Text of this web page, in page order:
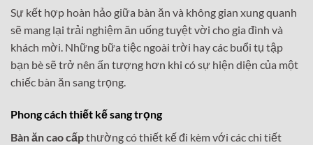
Sự kết hợp hoàn hảo giữa bàn ăn và không gian xung quanh
sẽ mang lại trải nghiệm ăn uống tuyệt vời cho gia đình và
khách mời. Những bữa tiệc ngoài trời hay các buổi tụ tập
bạn bè sẽ trở nên ấn tượng hơn khi có sự hiện diện của một
chiếc bàn ăn sang trọng.
Phong cách thiết kế sang trọng
Bàn ăn cao cấpthường có thiết kế đi kèm với các chi tiết